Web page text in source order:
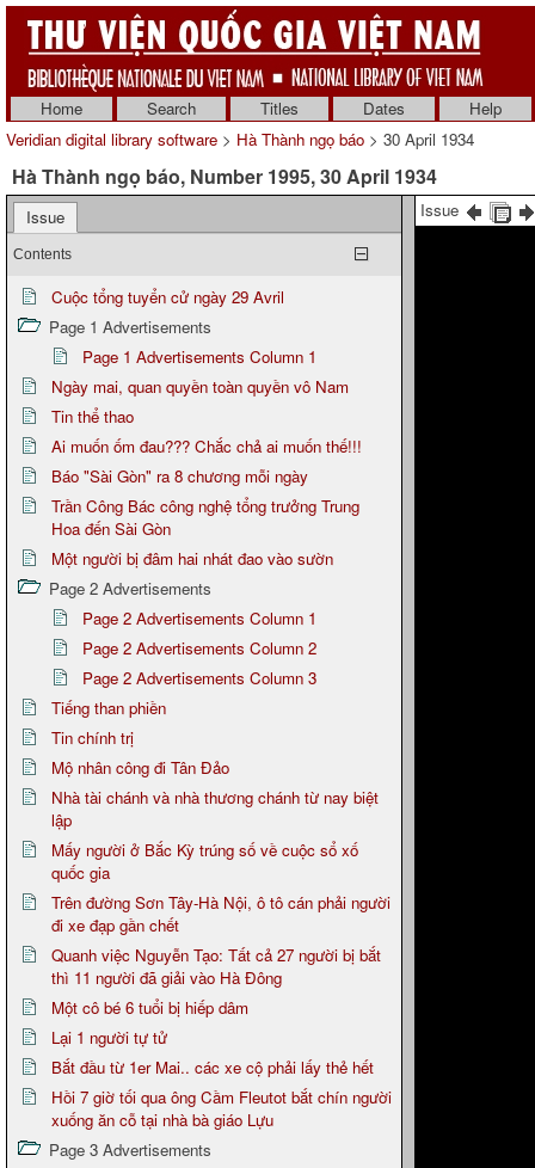
Home Search Titles Dates
Help
Veridian digital library software > Hà Thành ngọ báo > 30 April 1934
Hà Thành ngọ báo, Number 1995, 30 April 1934
Issue
Contents
Cuộc tổng tuyển cử ngày 29 Avril
Page 1 Advertisements
Page 1 Advertisements Column 1
Ngày mai, quan quyền toàn quyền vô Nam
Tin thể thao
Ai muốn ốm đau??? Chắc chả ai muốn thế!!!
Báo "Sài Gòn" ra 8 chương mỗi ngày
Trần Công Bác công nghệ tổng trưởng Trung
Hoa đến Sài Gòn
Một người bị đâm hai nhát đao vào sườn
Page 2 Advertisements
Page 2 Advertisements Column 1
Page 2 Advertisements Column 2
Page 2 Advertisements Column 3
Tiếng than phiền
Tin chính trị
Mộ nhân công đi Tân Đảo
Nhà tài chánh và nhà thương chánh từ nay biệt
lập
Mấy người ở Bắc Kỳ trúng số về cuộc sổ xố
quốc gia
Trên đường Sơn Tây-Hà Nội, ô tô cán phải người
đi xe đạp gần chết
Quanh việc Nguyễn Tạo: Tất cả 27 người bị bắt
thì 11 người đã giải vào Hà Đông
Một cô bé 6 tuổi bị hiếp dâm
Lại 1 người tự tử
Bắt đầu từ 1er Mai.. các xe cộ phải lấy thẻ hết
Hồi 7 giờ tối qua ông Cầm Fleutot bắt chín người
xuống ăn cỗ tại nhà bà giáo Lựu
Page 3 Advertisements
Issue